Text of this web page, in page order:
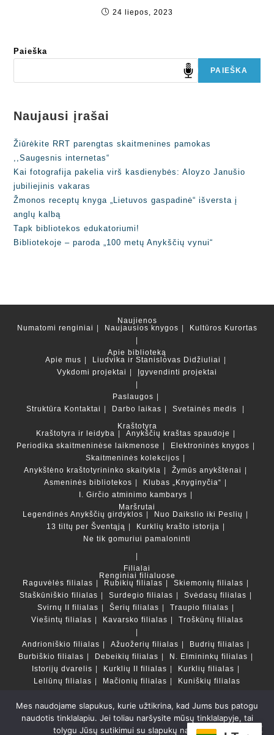
24 liepos, 2023
Paieška
PAIEŠKA
Naujausi įrašai
Žiūrėkite RRT parengtas skaitmenines pamokas
,,Saugesnis internetas“
Kai fotografija pakelia virš kasdienybės: Aloyzo Janušio
jubiliejinis vakaras
Žmonos receptų knyga „Lietuvos gaspadinė“ išversta į
anglų kalbą
Tapk bibliotekos edukatoriumi!
Bibliotekoje – paroda „100 metų Anykščių vynui“
Naujienos
Numatomi renginiai
Naujausios knygos Kultūros Kurortas
Apie biblioteką
Apie mus
Liudvika ir Stanislovas Didžiuliai
Vykdomi projektai
Įgyvendinti projektai
Paslaugos
Struktūra Kontaktai Darbo laikas
Svetainės medis
Kraštotyra
Kraštotyra ir leidyba
Anykščių kraštas spaudoje
Periodika skaitmeninėse laikmenose
Elektroninės knygos
Skaitmeninės kolekcijos
Anykštėno kraštotyrininko skaitykla
Žymūs anykštėnai
Asmeninės bibliotekos
Klubas „Knyginyčia“
I. Girčio atminimo kambarys
Maršrutai
Legendinės Anykščių girdyklos
Nuo Daikslio iki Peslių
13 tiltų per Šventąją
Kurklių krašto istorija
Ne tik gomuriui pamaloninti
Filialai
Renginiai filialuose
Raguvėlės filialas
Rubikių filialas
Skiemonių filialas
Staškūniškio filialas
Surdegio filialas
Svėdasų filialas
Svirnų II filialas
Šerių filialas
Traupio filialas
Viešintų filialas
Kavarsko filialas Troškūnų filialas
Andrioniškio filialas Ažuožerių filialas
Budrių filialas
Burbiškio filialas
Debeikių filialas
N. Elmininkų filialas
Istorijų dvarelis
Kurklių II filialas
Kurklių filialas
Leliūnų filialas
Mačionių filialas Kuniškių filialas
Duomenų bazės ir katalogai
LT
Mes naudojame slapukus, kurie užtikrina, kad Jums bus patogu
naudotis tinklalapiu. Jei toliau naršysite mūsų tinklalapyje, tai
tolygu Jūsų sutikimui su slapukų naudojimu.